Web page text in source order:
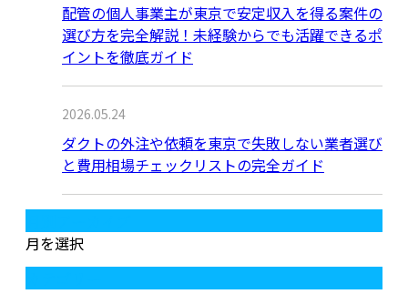
配管の個人事業主が東京で安定収入を得る案件の
選び方を完全解説！未経験からでも活躍できるポ
イントを徹底ガイド
2026.05.24
ダクトの外注や依頼を東京で失敗しない業者選び
と費用相場チェックリストの完全ガイド
月を選択